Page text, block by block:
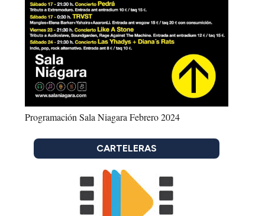
Programación Sala Niagara Febrero 2024
CARTELERAS